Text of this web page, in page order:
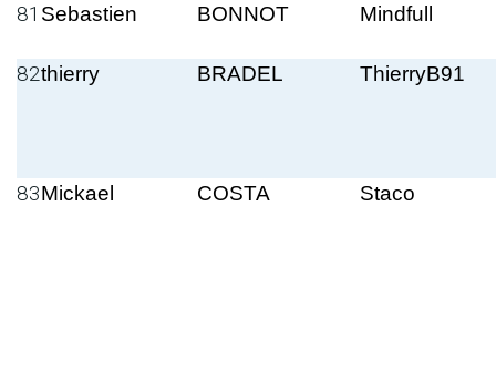
81 Sebastien BONNOT Mindfull
82thierry BRADEL ThierryB91
83Mickael COSTA Staco